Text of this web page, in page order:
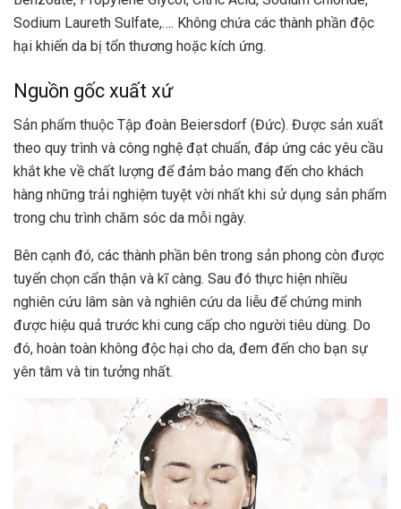
Sodium Laureth Sulfate,…. Không chứa các thành phần độc
hại khiến da bị tổn thương hoặc kích ứng.
Nguồn gốc xuất xứ
Sản phẩm thuộc Tập đoàn Beiersdorf (Đức). Được sản xuất
theo quy trình và công nghệ đạt chuẩn, đáp ứng các yêu cầu
khắt khe về chất lượng để đảm bảo mang đến cho khách
hàng những trải nghiệm tuyệt vời nhất khi sử dụng sản phẩm
trong chu trình chăm sóc da mỗi ngày.
Bên cạnh đó, các thành phần bên trong sản phong còn được
tuyển chọn cẩn thận và kĩ càng. Sau đó thực hiện nhiều
nghiên cứu lâm sàn và nghiên cứu da liễu để chứng minh
được hiệu quả trước khi cung cấp cho người tiêu dùng. Do
đó, hoàn toàn không độc hại cho da, đem đến cho bạn sự
yên tâm và tin tưởng nhất.